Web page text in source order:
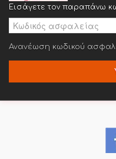
Εισάγετε τον παραπάνω
Ανανέωση κωδικού